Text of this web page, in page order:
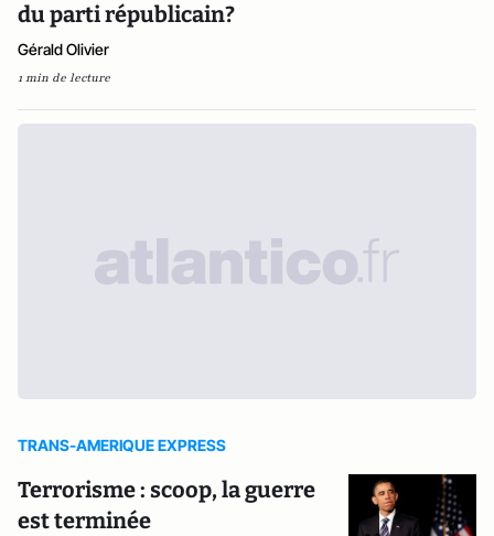
du parti républicain?
Gérald Olivier
1 min de lecture
TRANS-AMERIQUE EXPRESS
Terrorisme : scoop, la guerre
est terminée